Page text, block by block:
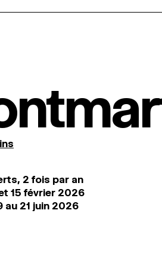
2 fois par an
15 février 2026
au 21 juin 2026